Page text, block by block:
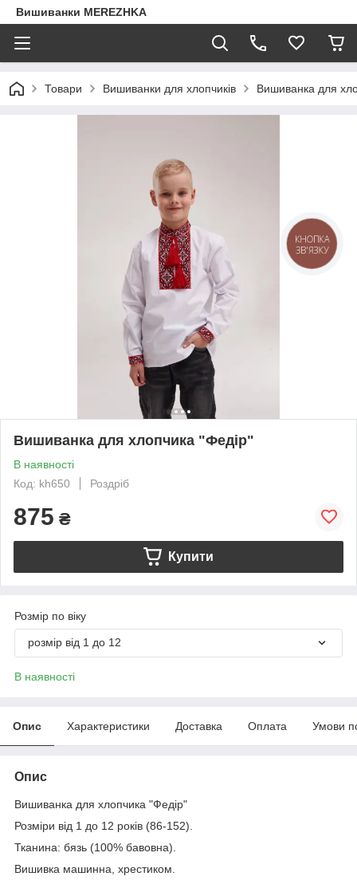
Вишиванки MEREZHKA
Товари Вишиванки для хлопчиків Вишиванка для
Вишиванка для хлопчика "Федір"
В наявності
Код: kh650
Роздріб
875 ₴
Купити
Розмір по віку
розмір від 1 до 12
В наявності
Опис Характеристики Доставка Оплата Умови
Опис
Вишиванка для хлопчика "Федір"
Розміри від 1 до 12 років (86-152).
Тканина: бязь (100% бавовна).
Вишивка машинна, хрестиком.
КНОПКА
ЗВ'ЯЗКУ